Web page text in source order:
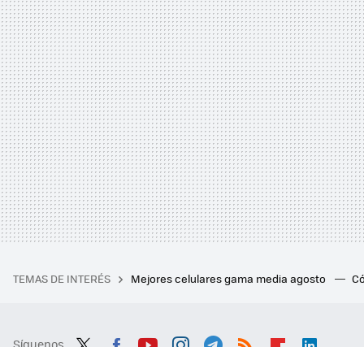
TEMAS DE INTERÉS Mejores celulares gama media agosto